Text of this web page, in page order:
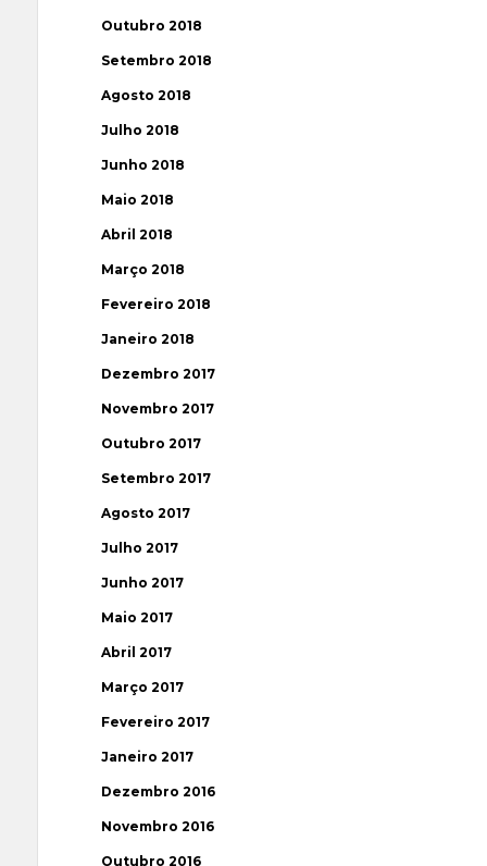
Outubro 2018
Setembro 2018
Agosto 2018
Julho 2018
Junho 2018
Maio 2018
Abril 2018
Março 2018
Fevereiro 2018
Janeiro 2018
Dezembro 2017
Novembro 2017
Outubro 2017
Setembro 2017
Agosto 2017
Julho 2017
Junho 2017
Maio 2017
Abril 2017
Março 2017
Fevereiro 2017
Janeiro 2017
Dezembro 2016
Novembro 2016
Outubro 2016